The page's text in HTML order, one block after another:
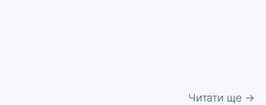
Читати ще →